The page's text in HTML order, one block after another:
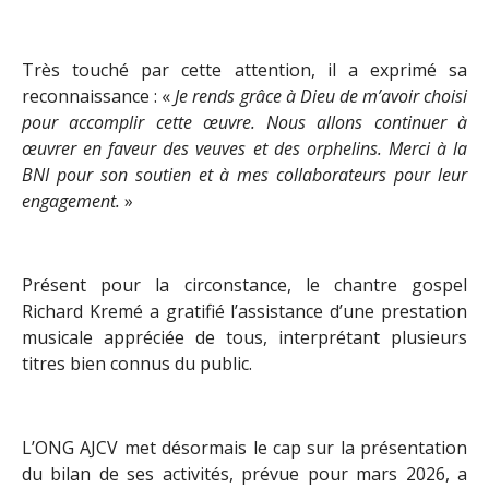
Très touché par cette attention, il a exprimé sa
reconnaissance : «Je rends grâce à Dieu de m’avoir choisi
pour accomplir cette œuvre. Nous allons continuer à
œuvrer en faveur des veuves et des orphelins. Merci à la
BNI pour son soutien et à mes collaborateurs pour leur
engagement. »
Présent pour la circonstance, le chantre gospel
Richard Kremé a gratifié l’assistance d’une prestation
musicale appréciée de tous, interprétant plusieurs
titres bien connus du public.
L’ONG AJCV met désormais le cap sur la présentation
du bilan de ses activités, prévue pour mars 2026, a